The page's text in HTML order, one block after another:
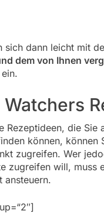
sich dann leicht mit
dem von Ihnen
Rezeptideen, die Sie
können, können
zugreifen. Wer
zugreifen will, muss
ansteuern.